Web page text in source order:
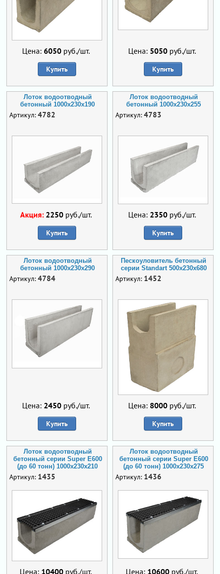
Цена: 6050руб./шт.
Купить
Цена: 5050руб./шт.
Купить
Лоток водоотводный
бетонный 1000х230х190
Артикул: 4782
Акция: 2250руб./шт.
Купить
Лоток водоотводный
бетонный 1000х230х255
Артикул: 4783
Цена: 2350руб./шт.
Купить
Лоток водоотводный
бетонный 1000х230х290
Артикул: 4784
Цена: 2450руб./шт.
Купить
Пескоуловитель бетонный
серии Standart 500x230x680
Артикул: 1452
Цена: 8000руб./шт.
Купить
Лоток водоотводный
бетонный серии Super Е600
(до 60 тонн) 1000x230x210
Артикул: 1435
Цена: 10400 руб./шт.
Лоток водоотводный
бетонный серии Super Е600
(до 60 тонн) 1000x230x275
Артикул: 1436
Цена: 10600 руб./шт.